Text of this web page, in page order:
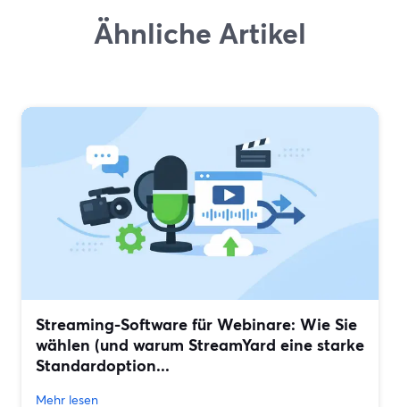
Ähnliche Artikel
Streaming-Software für Webinare: Wie Sie
wählen (und warum StreamYard eine starke
Standardoption...
Mehr lesen